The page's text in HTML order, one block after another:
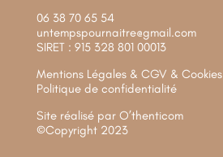
06 38 70 65 54
untempspournaitre@gmail.com
SIRET : 915 328 801 00013
Mentions Légales & CGV & Cookies
Politique de confidentialité
Site réalisé par O’thenticom
©Copyright 2023